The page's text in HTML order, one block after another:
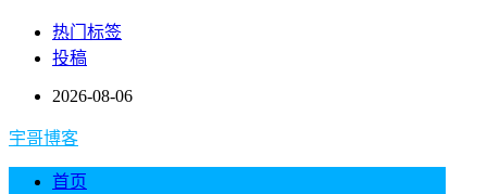
热门标签
投稿
2026-08-06
宇哥博客
首页